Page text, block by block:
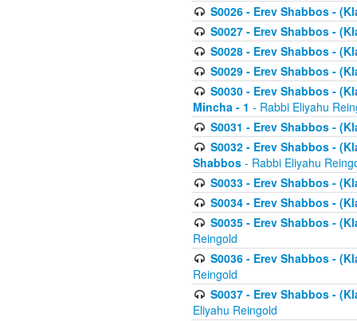
S0026 - Erev Shabbos -
S0027 - Erev Shabbos -
S0028 - Erev Shabbos -
S0029 - Erev Shabbos -
S0030 - Erev Shabbos -
Mincha - 1 - Rabbi Eliyahu
S0031 - Erev Shabbos -
S0032 - Erev Shabbos -
Shabbos - Rabbi Eliyahu
S0033 - Erev Shabbos -
S0034 - Erev Shabbos -
S0035 - Erev Shabbos -
Reingold
S0036 - Erev Shabbos -
Reingold
S0037 - Erev Shabbos -
Eliyahu Reingold